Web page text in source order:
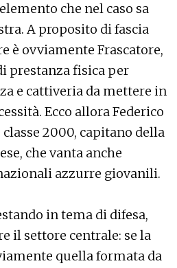
che nel caso sa
A proposito di fascia
è ovviamente Frascatore,
prestanza fisica per
e cattiveria da mettere in
Ecco allora Federico
2000, capitano della
che vanta anche
azzurre giovanili.
in tema di difesa,
il settore centrale: se la
quella formata da